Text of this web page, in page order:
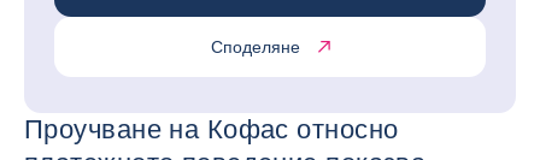
Споделяне
Проучване на Кофас относно